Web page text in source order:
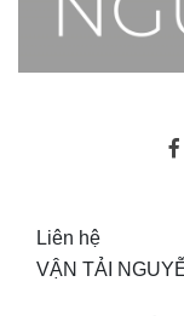
Liên hệ
VẬN TẢI